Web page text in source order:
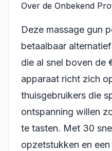
Over de Onbekend
Deze massage gun
betaalbaar
die al snel boven de
apparaat richt zich
thuisgebruikers die
ontspanning willen
te tasten. Met 30
opzetstukken en